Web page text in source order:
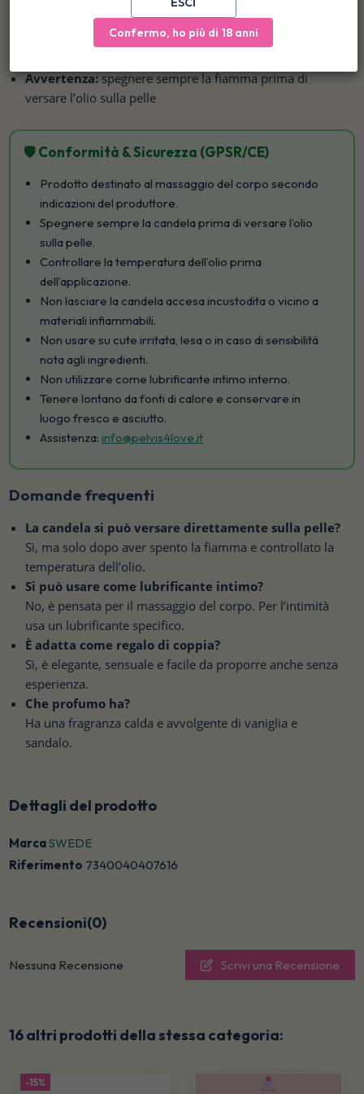
karité, cera d’api, cera di candelilla, olio di avocado, olio
di jojoba, aloe vera, vitamina E, olio di vaniglia, olio di
Avvertenza:spegnere sempre la fiamma prima di
versare l’olio sulla pelle
🛡️ Conformità & Sicurezza (GPSR/CE)
Prodotto destinato al massaggio del corpo secondo
indicazioni del produttore.
Spegnere sempre la candela prima di versare l’olio
sulla pelle.
Controllare la temperatura dell’olio prima
dell’applicazione.
Non lasciare la candela accesa incustodita o vicino a
materiali infiammabili.
Non usare su cute irritata, lesa o in caso di sensibilità
nota agli ingredienti.
Non utilizzare come lubrificante intimo interno.
Tenere lontano da fonti di calore e conservare in
luogo fresco e asciutto.
Assistenza:info@pelvis4love.it
Domande frequenti
La candela si può versare direttamente sulla pelle?
Sì, ma solo dopo aver spento la fiamma e controllato la
temperatura dell’olio.
Si può usare come lubrificante intimo?
No, è pensata per il massaggio del corpo. Per l’intimità
usa un lubrificante specifico.
È adatta come regalo di coppia?
Sì, è elegante, sensuale e facile da proporre anche senza
esperienza.
Che profumo ha?
Ha una fragranza calda e avvolgente di vaniglia e
sandalo.
Dettagli del prodotto
MarcaSWEDE
Riferimento 7340040407616
Recensioni(0)
Nessuna Recensione Scrivi una Recensione
16 altri prodotti della stessa categoria:
-15%
Confermo, ho più di 18 anni